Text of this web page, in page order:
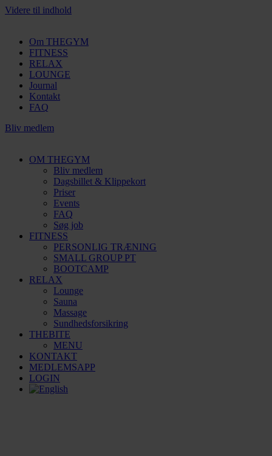
Videre til indhold
Om THEGYM
FITNESS
RELAX
LOUNGE
Journal
Kontakt
FAQ
Bliv medlem
OM THEGYM
Bliv medlem
Dagsbillet & Klippekort
Priser
Events
FAQ
Søg job
FITNESS
PERSONLIG TRÆNING
SMALL GROUP PT
BOOTCAMP
RELAX
Lounge
Sauna
Massage
Sundhedsforsikring
THEBITE
MENU
KONTAKT
MEDLEMSAPP
LOGIN